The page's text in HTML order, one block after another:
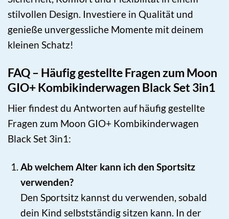
stilvollen Design. Investiere in Qualität und
genieße unvergessliche Momente mit deinem
kleinen Schatz!
FAQ – Häufig gestellte Fragen zum Moon
GIO+ Kombikinderwagen Black Set 3in1
Hier findest du Antworten auf häufig gestellte
Fragen zum Moon GIO+ Kombikinderwagen
Black Set 3in1:
Ab welchem Alter kann ich den Sportsitz
verwenden?
Den Sportsitz kannst du verwenden, sobald
dein Kind selbstständig sitzen kann. In der